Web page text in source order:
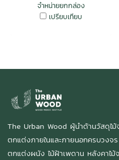
จำหน่ายยกกล่อง
เปรียบเทียบ
The Urban Wood ผู้นำด้านวัสดุไ
ตกแต่งภายในและภายนอกครบวงจ
ตกแต่งผนัง ไม้ฝ้าเพดาน หลังคาไม้